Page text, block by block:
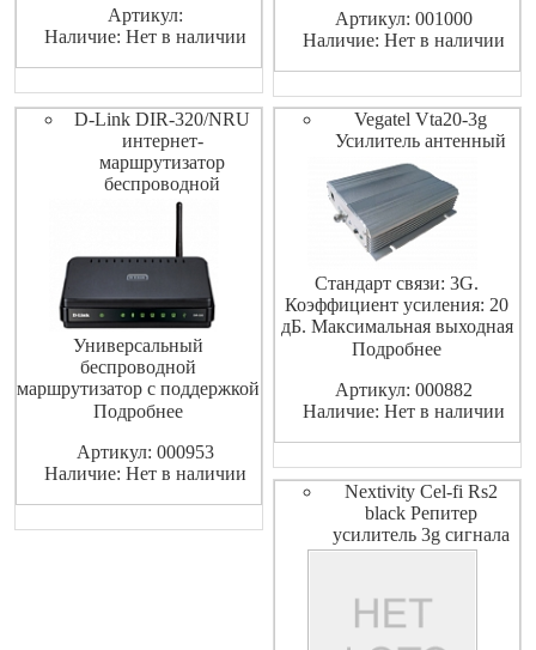
производитель детской
электроники Switel из
техническими
характеристиками,
позволяющие
Артикул:
Наличие: Нет в наличии
Артикул: 001000
Наличие: Нет в наличии
D-Link DIR-320/NRU
интернет-
маршрутизатор
беспроводной
Универсальный
беспроводной
маршрутизатор с поддержкой
сетей WiMAX, 3G GSM и
коммутатором
Подробнее
Артикул: 000953
Наличие: Нет в наличии
Vegatel Vta20-3g
Усилитель антенный
Стандарт связи: 3G.
Коэффициент усиления: 20
дБ. Максимальная выходная
мощность: 20 дБм. Разъем: N-
Подробнее
Артикул: 000882
Наличие: Нет в наличии
Nextivity Cel-fi Rs2
black Репитер
усилитель 3g сигнала